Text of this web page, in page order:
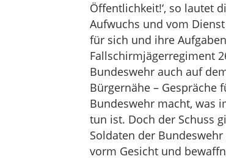
Öffentlichkeit!‘, so lautet
Aufwuchs und vom
für sich und ihre
Fallschirmjägerregiment
Bundeswehr auch auf
Bürgernähe – Gespräche
Bundeswehr macht, was
tun ist. Doch der Schuss
Soldaten der
vorm Gesicht und